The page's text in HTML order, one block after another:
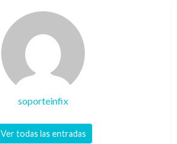
soporteinfix
Ver todas las entradas